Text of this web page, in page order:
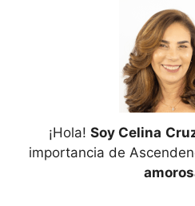
¡Hola! Soy Celina
importancia de